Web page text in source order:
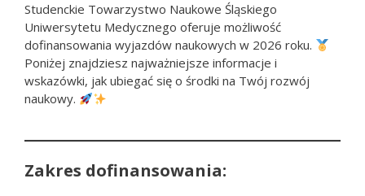
Studenckie Towarzystwo Naukowe Śląskiego
Uniwersytetu Medycznego oferuje możliwość
dofinansowania wyjazdów naukowych w 2026 roku.
Poniżej znajdziesz najważniejsze informacje i
wskazówki, jak ubiegać się o środki na Twój rozwój
naukowy.
Zakres dofinansowania: